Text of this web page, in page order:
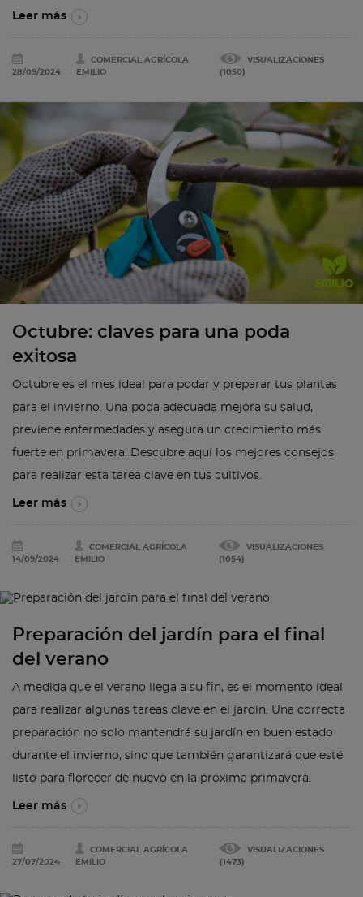
Leer más
28/09/2024
COMERCIAL AGRÍCOLA
EMILIO
VISUALIZACIONES
(1050)
Octubre: claves para una poda
exitosa
Octubre es el mes ideal para podar y preparar tus plantas
para el invierno. Una poda adecuada mejora su salud,
previene enfermedades y asegura un crecimiento más
fuerte en primavera. Descubre aquí los mejores consejos
para realizar esta tarea clave en tus cultivos.
Leer más
14/09/2024
COMERCIAL AGRÍCOLA
EMILIO
VISUALIZACIONES
(1054)
Preparación del jardín para el final
del verano
A medida que el verano llega a su fin, es el momento ideal
para realizar algunas tareas clave en el jardín. Una correcta
preparación no solo mantendrá su jardín en buen estado
durante el invierno, sino que también garantizará que esté
listo para florecer de nuevo en la próxima primavera.
Leer más
27/07/2024
COMERCIAL AGRÍCOLA
EMILIO
VISUALIZACIONES
(1473)